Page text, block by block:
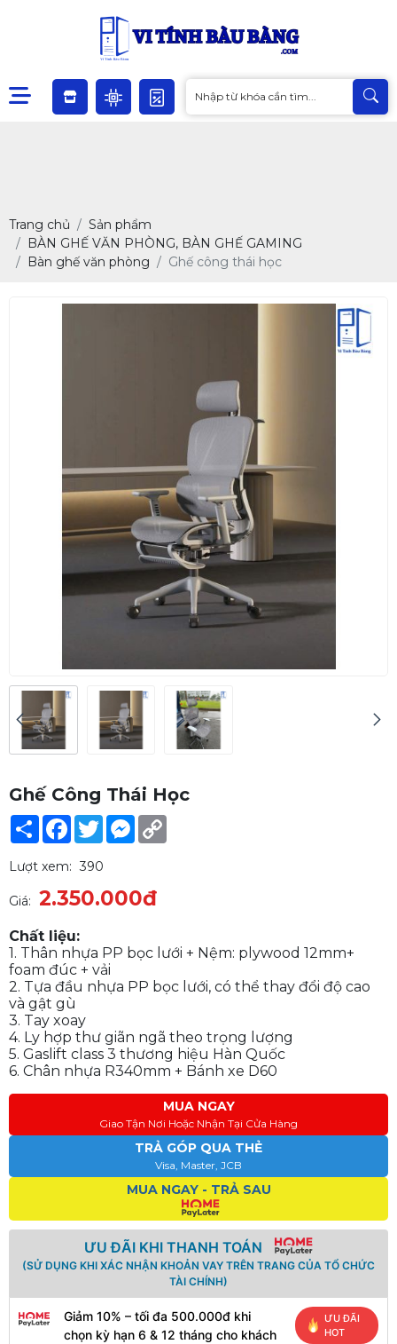
Trang chủ
Sản phẩm
BÀN GHẾ VĂN PHÒNG, BÀN GHẾ GAMING
Bàn ghế văn phòng
Ghế công thái học
Ghế Công Thái Học
Share Facebook
TwitterMessenger
Lượt xem: 390
Giá: 2.350.000đ
Chất liệu:
1. Thân nhựa PP bọc lưới + Nệm: plywood 12mm+
foam đúc + vải
2. Tựa đầu nhựa PP bọc lưới, có thể thay đổi độ cao
và gật gù
3. Tay xoay
4. Ly hợp thư giãn ngã theo trọng lượng
5. Gaslift class 3 thương hiệu Hàn Quốc
6. Chân nhựa R340mm + Bánh xe D60
MUA NGAY
Giao Tận Nơi Hoặc Nhận Tại Cửa Hàng
TRẢ GÓP QUA THẺ
Visa, Master, JCB
MUA NGAY - TRẢ SAU
ƯU ĐÃI KHI THANH TOÁN
(SỬ DỤNG KHI XÁC NHẬN KHOẢN VAY TRÊN TRANG CỦA TỔ CHỨC
TÀI CHÍNH)
Giảm 10% – tối đa 500.000đ khi
chọn kỳ hạn 6 & 12 tháng cho khách
ƯU ĐÃI
HOT